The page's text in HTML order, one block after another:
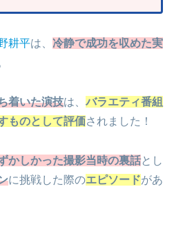
耕平は、 冷静で成功を収めた実
着いた演技は、 バラエティ番組
ものとして評価されました！
かしかった撮影当時の裏話とし
に挑戦した際のエピソードがあ